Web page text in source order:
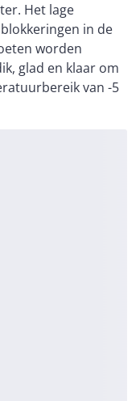
Het lage
in de
worden
glad en klaar om
van -5